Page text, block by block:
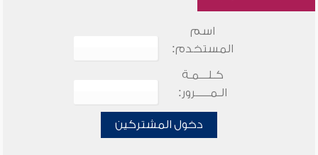
اسم
المستخدم:
كـلـــمـة
الـمـــــرور:
دخول المشتركين